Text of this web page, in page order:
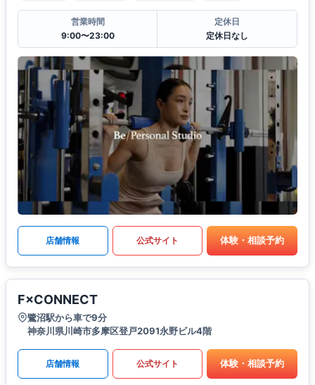
営業時間
9:00〜23:00
定休日
定休日なし
店舗情報 公式サイト 体験・相談予約
F×CONNECT
鷺沼駅から車で9分
神奈川県川崎市多摩区登戸2091永野ビル4階
店舗情報 公式サイト 体験・相談予約